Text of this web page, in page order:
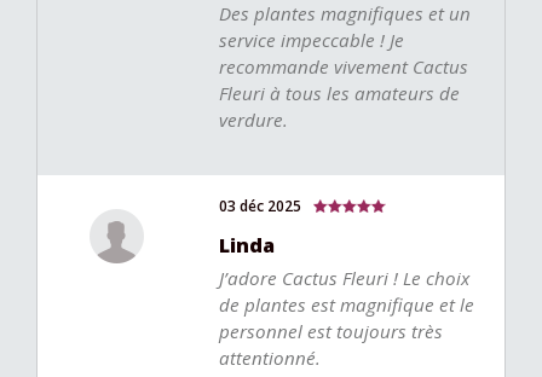
Des plantes magnifiques et un
service impeccable ! Je
recommande vivement Cactus
Fleuri à tous les amateurs de
verdure.
03 déc 2025
Linda
J’adore Cactus Fleuri ! Le choix
de plantes est magnifique et le
personnel est toujours très
attentionné.